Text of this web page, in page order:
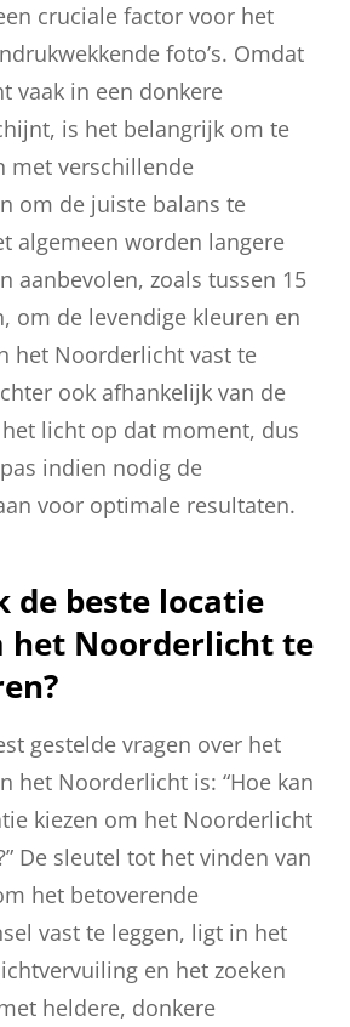
cruciale factor voor het
foto’s. Omdat
vaak in een donkere
is het belangrijk om te
met verschillende
om de juiste balans te
algemeen worden langere
aanbevolen, zoals tussen 15
om de levendige kleuren en
het Noorderlicht vast te
ook afhankelijk van de
licht op dat moment, dus
indien nodig de
voor optimale resultaten.
de beste locatie
het Noorderlicht te
gestelde vragen over het
het Noorderlicht is: “Hoe kan
kiezen om het Noorderlicht
De sleutel tot het vinden van
het betoverende
vast te leggen, ligt in het
en het zoeken
heldere, donkere